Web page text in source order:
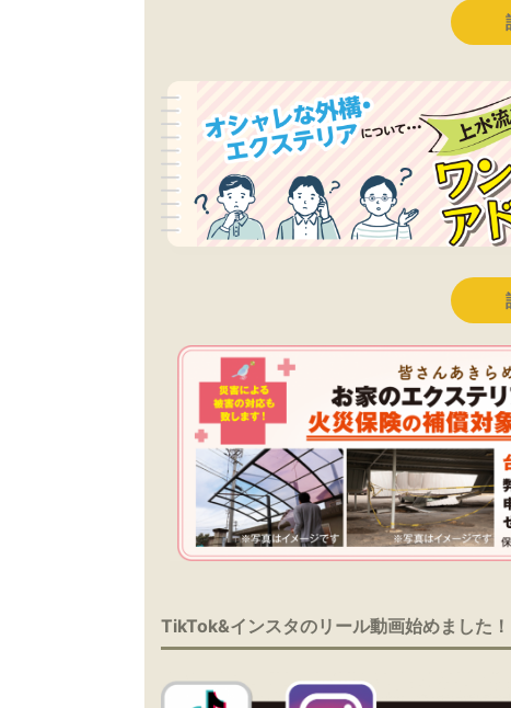
TikTok&インスタのリール動画始めました！